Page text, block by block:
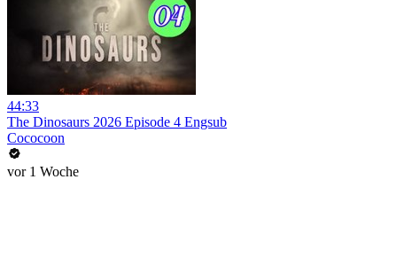
44:33
The Dinosaurs 2026 Episode 4 Engsub
Cococoon
vor 1 Woche